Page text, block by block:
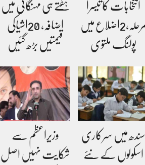
انتخابات کا تیسرا
مرحلہ،2اضلاع میں
پولنگ ملتوی
ہفتے ہی مہنگائی میں
اضافہ، 20اشیاکی
قیمتیں بڑھ گئیں
سندھ میں سرکاری
اسکولوں کے نئے
وزیراعظم سے
شکایت نہیں اصل